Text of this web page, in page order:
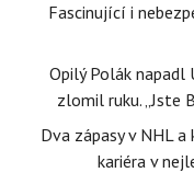
Fascinující i
Opilý Polák napadl
zlomil ruku. „Jste
Dva zápasy v NHL
kariéra v